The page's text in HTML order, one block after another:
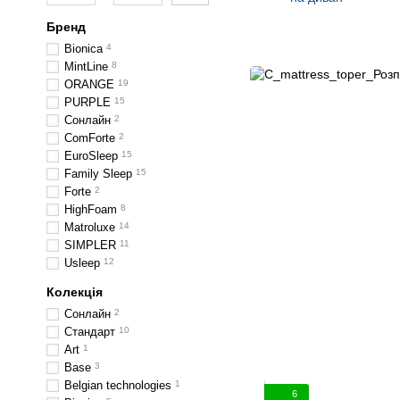
6
Бренд
Bionica 4
MintLine 8
ORANGE 19
PURPLE 15
Сонлайн 2
ComForte 2
EuroSleep 15
Family Sleep 15
Forte 2
HighFoam 8
Matroluxe 14
SIMPLER 11
Usleep 12
Колекція
Сонлайн 2
Стандарт 10
Art 1
Base 3
Belgian technologies 1